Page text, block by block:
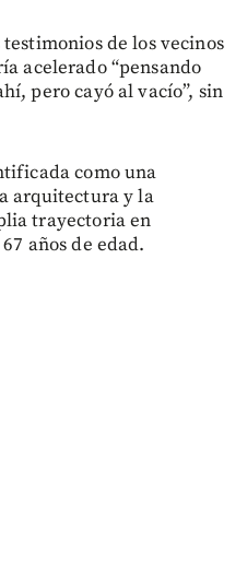
de los vecinos
acelerado “pensando
pero cayó al vacío”, sin
como una
arquitectura y la
trayectoria en
años de edad.